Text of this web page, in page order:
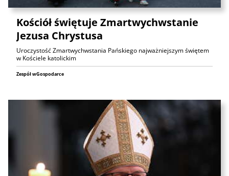
Kościół świętuje Zmartwychwstanie
Jezusa Chrystusa
Uroczystość Zmartwychwstania Pańskiego najważniejszym świętem
w Kościele katolickim
Zespół wGospodarce